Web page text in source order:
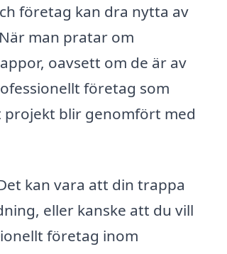
företag kan dra nytta av
man pratar om
oavsett om de är av
företag som
projekt blir genomfört med
kan vara att din trappa
eller kanske att du vill
företag inom